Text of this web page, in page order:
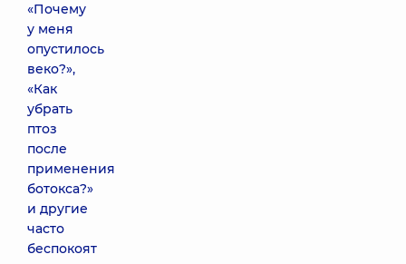
«Почему
у меня
опустилось
веко?»,
«Как
убрать
птоз
после
применения
ботокса?»
и другие
часто
беспокоят